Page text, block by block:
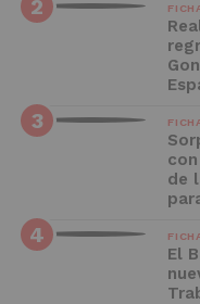
de
El